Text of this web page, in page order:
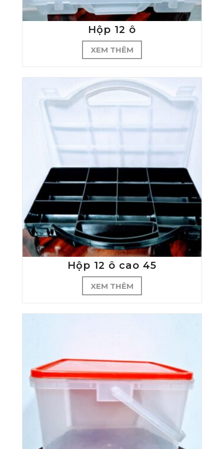
Hộp 12 ô
XEM THÊM
Hộp 12 ô cao 45
XEM THÊM